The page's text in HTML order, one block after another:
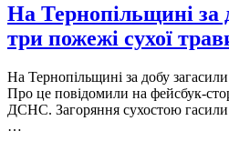
На Тернопільщині за
три пожежі сухої
На Тернопільщині за добу
Про це повідомили на фейсбук-
ДСНС. Загоряння сухостою гасили
…